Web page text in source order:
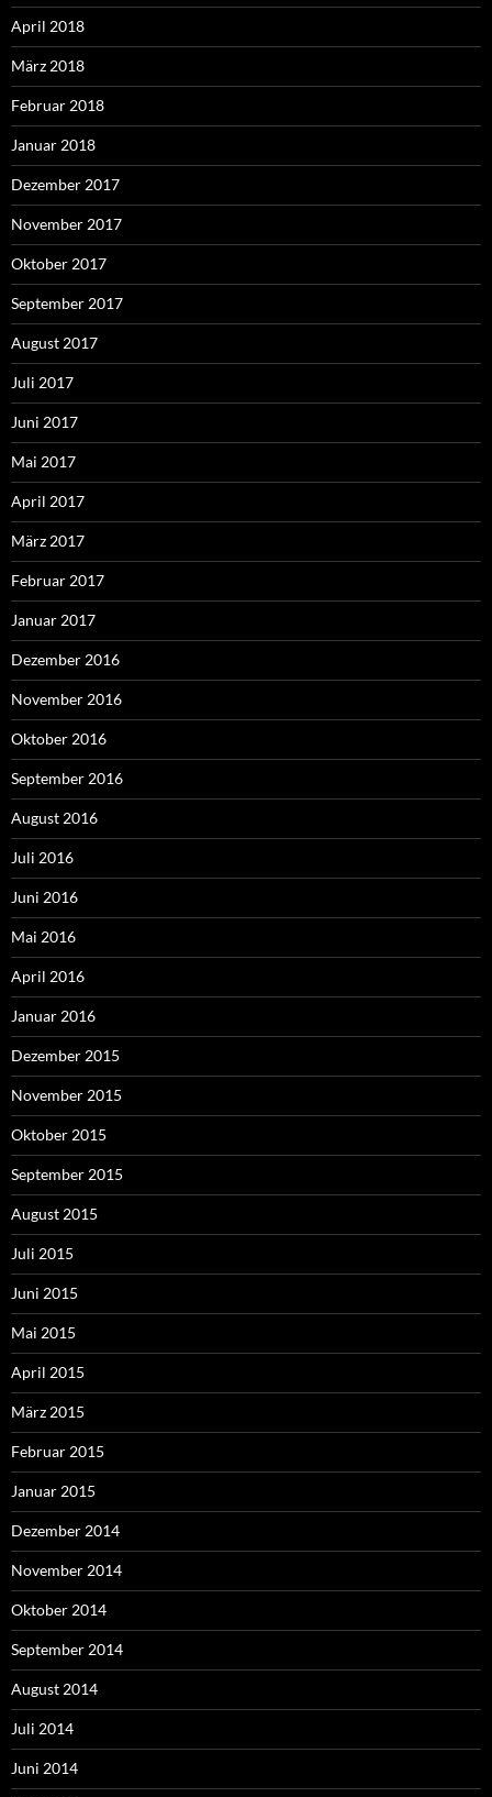
April 2018
März 2018
Februar 2018
Januar 2018
Dezember 2017
November 2017
Oktober 2017
September 2017
August 2017
Juli 2017
Juni 2017
Mai 2017
April 2017
März 2017
Februar 2017
Januar 2017
Dezember 2016
November 2016
Oktober 2016
September 2016
August 2016
Juli 2016
Juni 2016
Mai 2016
April 2016
Januar 2016
Dezember 2015
November 2015
Oktober 2015
September 2015
August 2015
Juli 2015
Juni 2015
Mai 2015
April 2015
März 2015
Februar 2015
Januar 2015
Dezember 2014
November 2014
Oktober 2014
September 2014
August 2014
Juli 2014
Juni 2014